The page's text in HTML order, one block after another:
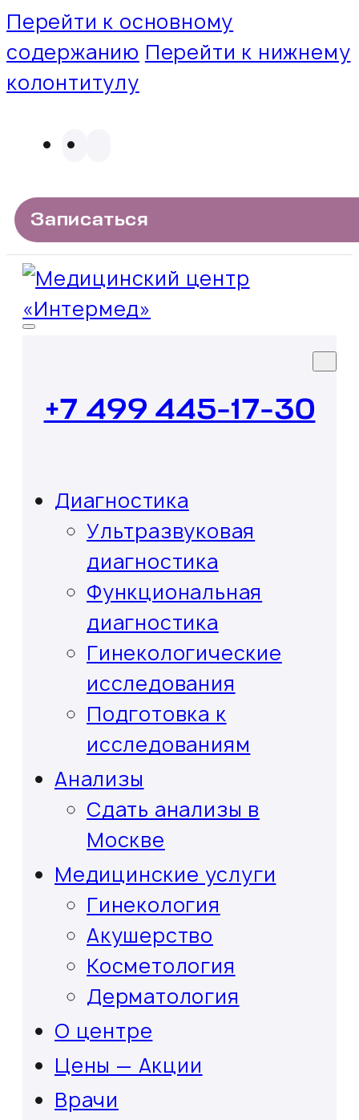
Перейти к основному
содержанию Перейти к нижнему
колонтитулу
Записаться
+7 499 445-17-30
Диагностика
Ультразвуковая
диагностика
Функциональная
диагностика
Гинекологические
исследования
Подготовка к
исследованиям
Анализы
Сдать анализы в
Москве
Медицинские услуги
Гинекология
Акушерство
Косметология
Дерматология
О центре
Цены — Акции
Врачи